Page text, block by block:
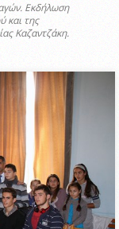
Εκδήλωση
και της
Καζαντζάκη.